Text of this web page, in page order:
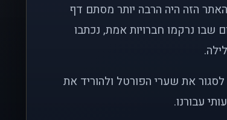
הזה היה הרבה יותר מסתם דף
שבו נרקמו חברויות אמת, נכתבו
את שערי הפורטל ולהוריד את
עבורנו.